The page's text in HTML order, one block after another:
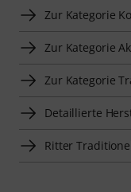
Zur Kategorie
Zur Kategorie
Zur Kategorie
Detaillierte
Ritter